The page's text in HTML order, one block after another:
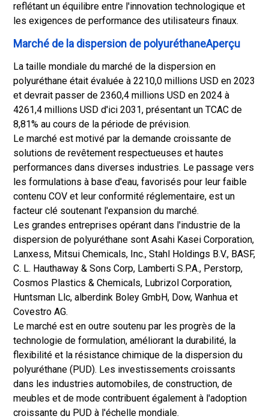
reflétant un équilibre entre l'innovation technologique et
les exigences de performance des utilisateurs finaux.
Marché de la dispersion de polyuréthaneAperçu
La taille mondiale du marché de la dispersion en
polyuréthane était évaluée à 2210,0 millions USD en 2023
et devrait passer de 2360,4 millions USD en 2024 à
4261,4 millions USD d'ici 2031, présentant un TCAC de
8,81% au cours de la période de prévision.
Le marché est motivé par la demande croissante de
solutions de revêtement respectueuses et hautes
performances dans diverses industries. Le passage vers
les formulations à base d'eau, favorisés pour leur faible
contenu COV et leur conformité réglementaire, est un
facteur clé soutenant l'expansion du marché.
Les grandes entreprises opérant dans l'industrie de la
dispersion de polyuréthane sont Asahi Kasei Corporation,
Lanxess, Mitsui Chemicals, Inc., Stahl Holdings B.V., BASF,
C. L. Hauthaway & Sons Corp, Lamberti S.P.A., Perstorp,
Cosmos Plastics & Chemicals, Lubrizol Corporation,
Huntsman Llc, alberdink Boley GmbH, Dow, Wanhua et
Covestro AG.
Le marché est en outre soutenu par les progrès de la
technologie de formulation, améliorant la durabilité, la
flexibilité et la résistance chimique de la dispersion du
polyuréthane (PUD). Les investissements croissants
dans les industries automobiles, de construction, de
meubles et de mode contribuent également à l'adoption
croissante du PUD à l'échelle mondiale.